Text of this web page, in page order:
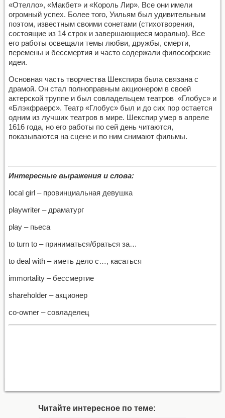
«Отелло», «Макбет» и «Король Лир». Все они имели
огромный успех. Более того, Уильям был удивительным
поэтом, известным своими сонетами (стихотворения,
состоящие из 14 строк и завершающиеся моралью). Все
его работы освещали темы любви, дружбы, смерти,
перемены и бессмертия и часто содержали философские
идеи.
Основная часть творчества Шекспира была связана с
драмой. Он стал полноправным акционером в своей
актерской труппе и был совладельцем театров «Глобус» и
«Блэкфраерс». Театр «Глобус» был и до сих пор остается
одним из лучших театров в мире. Шекспир умер в апреле
1616 года, но его работы по сей день читаются,
показываются на сцене и по ним снимают фильмы.
Интересные выражения и слова:
local girl – провинциальная девушка
playwriter – драматург
play – пьеса
to turn to – приниматься/браться за…
to deal with – иметь дело с…, касаться
immortality – бессмертие
shareholder – акционер
co-owner – совладелец
Читайте интересное по теме: